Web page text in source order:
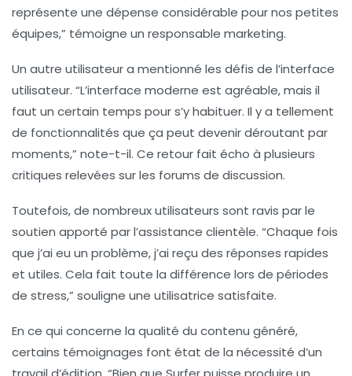
représente une dépense considérable pour nos petites
équipes,” témoigne un responsable marketing.
Un autre utilisateur a mentionné les défis de l’interface
utilisateur. “L’interface moderne est agréable, mais il
faut un certain temps pour s’y habituer. Il y a tellement
de fonctionnalités que ça peut devenir déroutant par
moments,” note-t-il. Ce retour fait écho à plusieurs
critiques relevées sur les forums de discussion.
Toutefois, de nombreux utilisateurs sont ravis par le
soutien apporté par l’assistance clientèle. “Chaque fois
que j’ai eu un problème, j’ai reçu des réponses rapides
et utiles. Cela fait toute la différence lors de périodes
de stress,” souligne une utilisatrice satisfaite.
En ce qui concerne la qualité du contenu généré,
certains témoignages font état de la nécessité d’un